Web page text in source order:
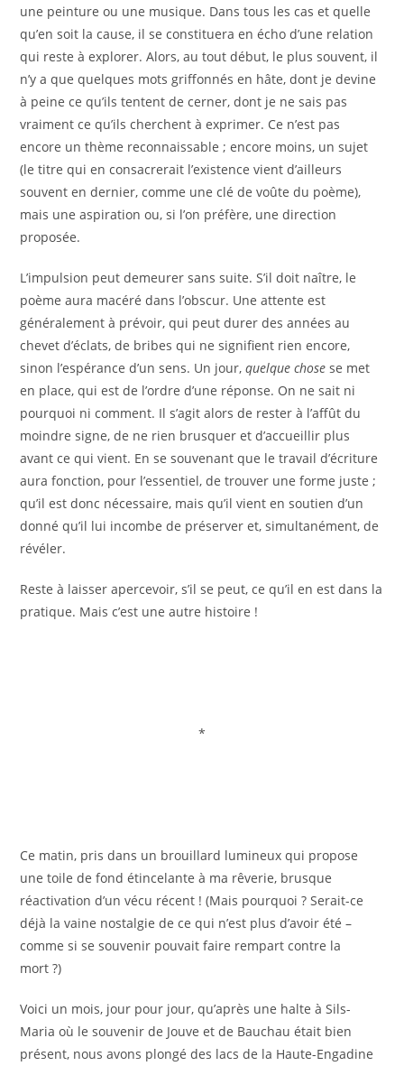
une peinture ou une musique. Dans tous les cas et quelle
qu’en soit la cause, il se constituera en écho d’une relation
qui reste à explorer. Alors, au tout début, le plus souvent, il
n’y a que quelques mots griffonnés en hâte, dont je devine
à peine ce qu’ils tentent de cerner, dont je ne sais pas
vraiment ce qu’ils cherchent à exprimer. Ce n’est pas
encore un thème reconnaissable ; encore moins, un sujet
(le titre qui en consacrerait l’existence vient d’ailleurs
souvent en dernier, comme une clé de voûte du poème),
mais une aspiration ou, si l’on préfère, une direction
proposée.
L’impulsion peut demeurer sans suite. S’il doit naître, le
poème aura macéré dans l’obscur. Une attente est
généralement à prévoir, qui peut durer des années au
chevet d’éclats, de bribes qui ne signifient rien encore,
sinon l’espérance d’un sens. Un jour,quelque chose se met
en place, qui est de l’ordre d’une réponse. On ne sait ni
pourquoi ni comment. Il s’agit alors de rester à l’affût du
moindre signe, de ne rien brusquer et d’accueillir plus
avant ce qui vient. En se souvenant que le travail d’écriture
aura fonction, pour l’essentiel, de trouver une forme juste ;
qu’il est donc nécessaire, mais qu’il vient en soutien d’un
donné qu’il lui incombe de préserver et, simultanément, de
révéler.
Reste à laisser apercevoir, s’il se peut, ce qu’il en est dans la
pratique. Mais c’est une autre histoire !
*
Ce matin, pris dans un brouillard lumineux qui propose
une toile de fond étincelante à ma rêverie, brusque
réactivation d’un vécu récent ! (Mais pourquoi ? Serait-ce
déjà la vaine nostalgie de ce qui n’est plus d’avoir été –
comme si se souvenir pouvait faire rempart contre la
mort ?)
Voici un mois, jour pour jour, qu’après une halte à Sils-
Maria où le souvenir de Jouve et de Bauchau était bien
présent, nous avons plongé des lacs de la Haute-Engadine